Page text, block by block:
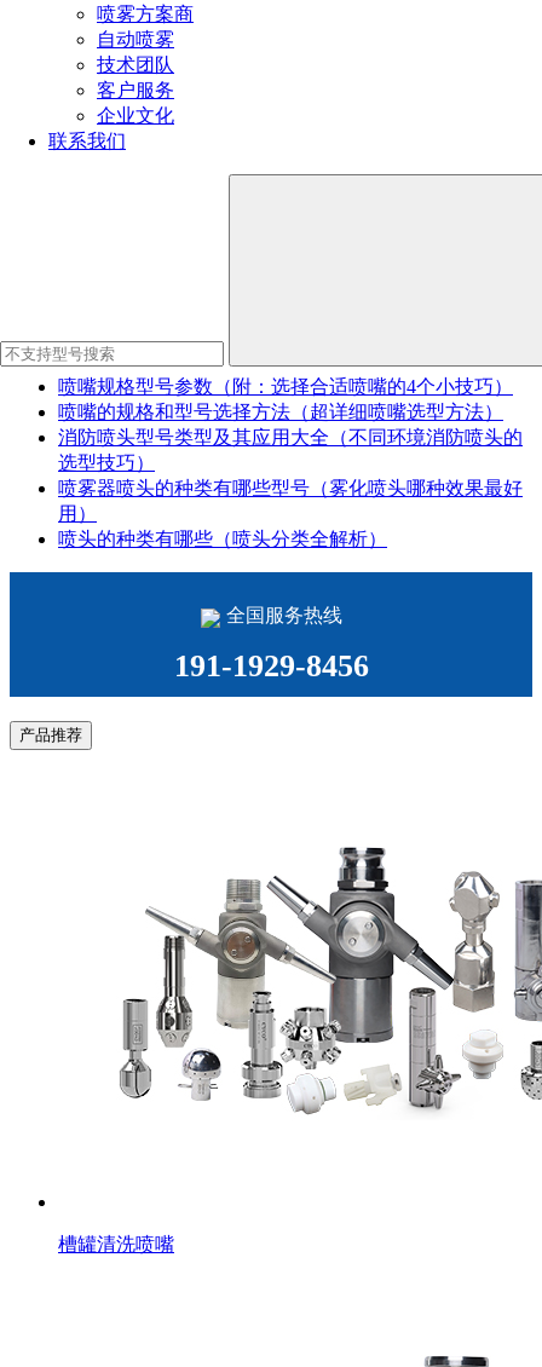
喷雾方案商
自动喷雾
技术团队
客户服务
企业文化
联系我们
点击免费获取选型方案报价
如您对长原产品有采购或者其他任何需求及疑问，请来电
热门文章
喷嘴规格型号参数（附：选择合适喷嘴的4个小技巧）
喷嘴的规格和型号选择方法（超详细喷嘴选型方法）
消防喷头型号类型及其应用大全（不同环境消防喷头的
选型技巧）
喷雾器喷头的种类有哪些型号（雾化喷头哪种效果最好
用）
喷头的种类有哪些（喷头分类全解析）
全国服务热线
191-1929-8456
产品推荐
槽罐清洗喷嘴